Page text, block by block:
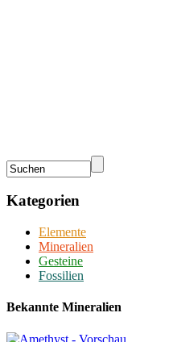
Kategorien
Elemente
Mineralien
Gesteine
Fossilien
Bekannte Mineralien